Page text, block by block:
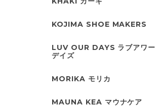
KOJIMA SHOE MAKERS
LUV OUR DAYS ラブアワー
デイズ
MORIKA モリカ
MAUNA KEA マウナケア